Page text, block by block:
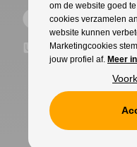
om de website goed
cookies verzamelen
website kunnen
Marketingcookies
jouw profiel af. Meer